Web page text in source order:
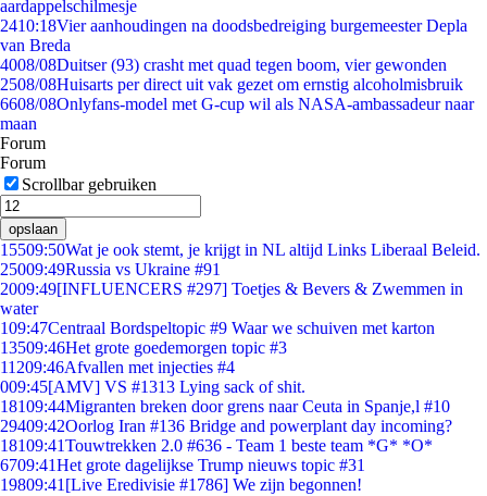
aardappelschilmesje
2410:18Vier aanhoudingen na doodsbedreiging burgemeester Depla
van Breda
4008/08Duitser (93) crasht met quad tegen boom, vier gewonden
2508/08Huisarts per direct uit vak gezet om ernstig alcoholmisbruik
6608/08Onlyfans-model met G-cup wil als NASA-ambassadeur naar
maan
Forum
Forum
Scrollbar gebruiken
opslaan
15509:50Wat je ook stemt, je krijgt in NL altijd Links Liberaal Beleid.
25009:49Russia vs Ukraine #91
2009:49[INFLUENCERS #297] Toetjes & Bevers & Zwemmen in
water
109:47Centraal Bordspeltopic #9 Waar we schuiven met karton
13509:46Het grote goedemorgen topic #3
11209:46Afvallen met injecties #4
009:45[AMV] VS #1313 Lying sack of shit.
18109:44Migranten breken door grens naar Ceuta in Spanje,l #10
29409:42Oorlog Iran #136 Bridge and powerplant day incoming?
18109:41Touwtrekken 2.0 #636 - Team 1 beste team *G* *O*
6709:41Het grote dagelijkse Trump nieuws topic #31
19809:41 [Live Eredivisie #1786] We zijn begonnen!